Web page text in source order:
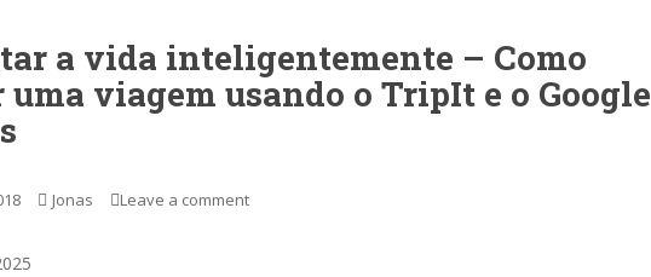
a vida inteligentemente – Como
viagem usando o TripIt e o Google
Jonas Leave a comment